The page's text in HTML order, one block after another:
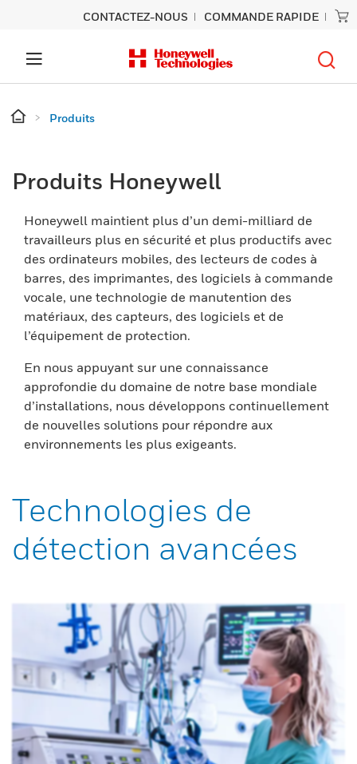
CONTACTEZ-NOUS COMMANDE RAPIDE
Produits
Produits Honeywell
Honeywell maintient plus d’un demi-milliard de
travailleurs plus en sécurité et plus productifs avec
des ordinateurs mobiles, des lecteurs de codes à
barres, des imprimantes, des logiciels à commande
vocale, une technologie de manutention des
matériaux, des capteurs, des logiciels et de
l’équipement de protection.
En nous appuyant sur une connaissance
approfondie du domaine de notre base mondiale
d’installations, nous développons continuellement
de nouvelles solutions pour répondre aux
environnements les plus exigeants.
Technologies de
détection avancées